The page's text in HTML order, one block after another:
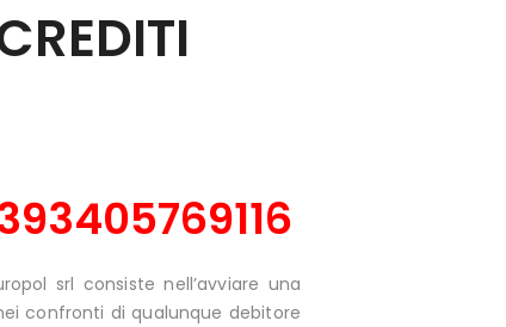
srl consiste nell’avviare una
confronti di qualunque debitore